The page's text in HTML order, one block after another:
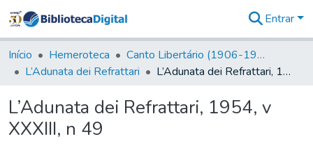
&
Coleções
Tudo na
Digital
Entrar
Início Hemeroteca
Canto Libertário (1906-1995)
L’Adunata dei Refrattari
L’Adunata dei Refrattari, 1954, v XXXIII, n 49
L’Adunata dei Refrattari, 1954, v
XXXIII, n 49